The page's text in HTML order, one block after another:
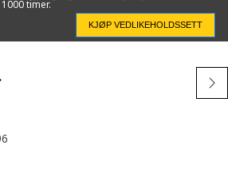
timer.
KJØP VEDLIKEHOLDSSETT